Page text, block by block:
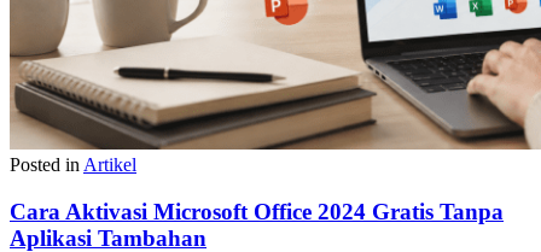
Posted in Artikel
Cara Aktivasi Microsoft Office 2024 Gratis Tanpa
Aplikasi Tambahan